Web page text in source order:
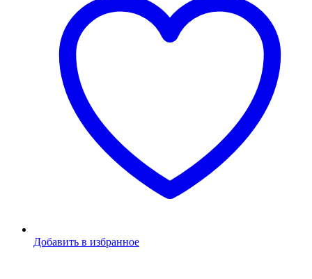
Добавить в избранное